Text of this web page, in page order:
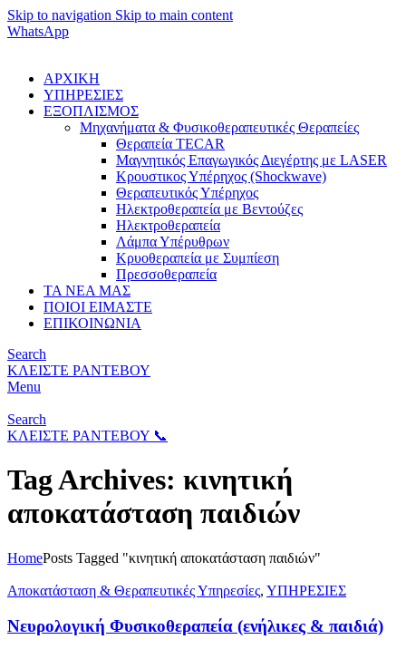
Skip to navigation Skip to main content
WhatsApp
ΑΡΧΙΚΗ
ΥΠΗΡΕΣΙΕΣ
ΕΞΟΠΛΙΣΜΟΣ
Μηχανήματα & Φυσικοθεραπευτικές Θεραπείες
Θεραπεία TECAR
Μαγνητικός Επαγωγικός Διεγέρτης με LASER
Κρουστικος Υπέρηχος (Shockwave)
Θεραπευτικός Υπέρηχος
Ηλεκτροθεραπεία με Βεντούζες
Ηλεκτροθεραπεία
Λάμπα Υπέρυθρων
Κρυοθεραπεία με Συμπίεση
Πρεσσοθεραπεία
ΤΑ ΝΕΑ ΜΑΣ
ΠΟΙΟΙ ΕΙΜΑΣΤΕ
ΕΠΙΚΟΙΝΩΝΙΑ
Search
ΚΛΕΙΣΤΕ ΡΑΝΤΕΒΟΥ
Menu
Search
ΚΛΕΙΣΤΕ ΡΑΝΤΕΒΟΥ 📞
Tag Archives: κινητική
αποκατάσταση παιδιών
HomePosts Tagged "κινητική αποκατάσταση παιδιών"
Αποκατάσταση & Θεραπευτικές Υπηρεσίες, ΥΠΗΡΕΣΙΕΣ
Νευρολογική Φυσικοθεραπεία (ενήλικες & παιδιά)